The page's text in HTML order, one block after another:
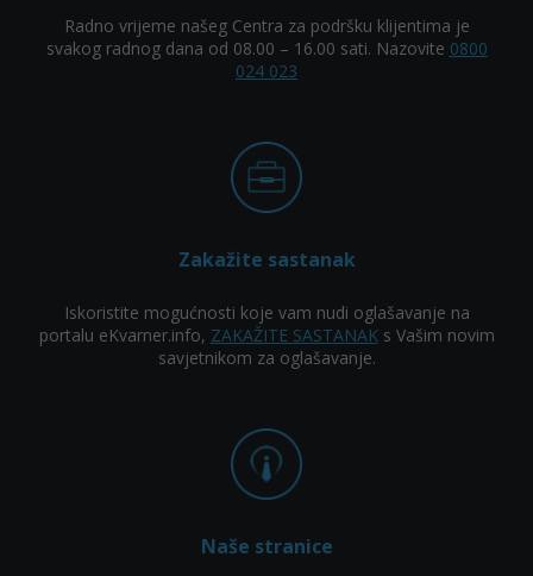
Radno vrijeme našeg Centra za podršku klijentima je
svakog radnog dana od 08.00 – 16.00 sati. Nazovite 0800
024 023
Zakažite sastanak
Iskoristite mogućnosti koje vam nudi oglašavanje na
portalu eKvarner.info, ZAKAŽITE SASTANAKs Vašim novim
savjetnikom za oglašavanje.
Naše stranice